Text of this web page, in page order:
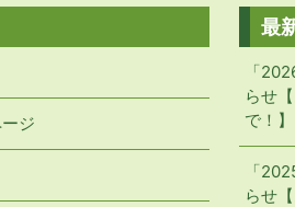
ジ
最
「
らせ
で！】
「
らせ